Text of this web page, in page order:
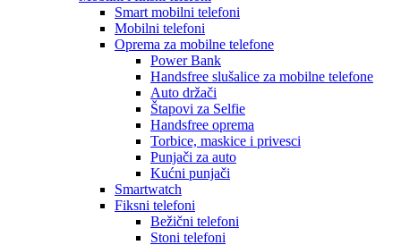
Smart mobilni telefoni
Mobilni telefoni
Oprema za mobilne telefone
Power Bank
Handsfree slušalice za mobilne telefone
Auto držači
Štapovi za Selfie
Handsfree oprema
Torbice, maskice i privesci
Punjači za auto
Kućni punjači
Smartwatch
Fiksni telefoni
Bežični telefoni
Stoni telefoni